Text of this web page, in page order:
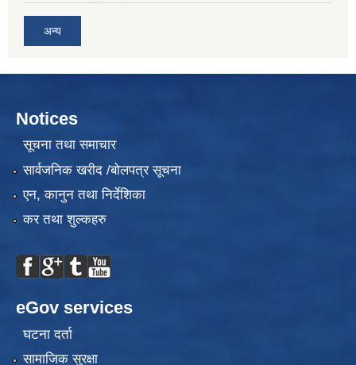
अन्य
Notices
सूचना तथा समाचार
सार्वजनिक खरीद /बोलपत्र सूचना
एन, कानुन तथा निर्देशिका
कर तथा शुल्कहरु
eGov services
घटना दर्ता
सामाजिक सुरक्षा